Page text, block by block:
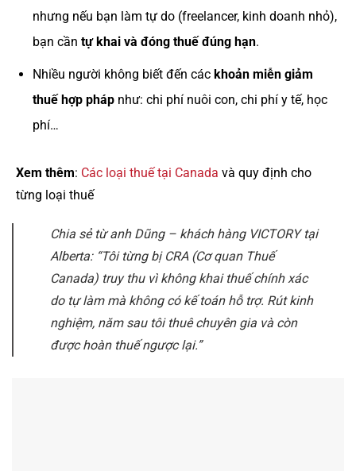
nhưng nếu bạn làm tự do (freelancer, kinh doanh nhỏ),
bạn cần tự khai và đóng thuế đúng hạn.
Nhiều người không biết đến các khoản miễn giảm
thuế hợp phápnhư: chi phí nuôi con, chi phí y tế, học
phí…
Xem thêm: Các loại thuế tại Canada và quy định cho
từng loại thuế
Chia sẻ từ anh Dũng – khách hàng VICTORY tại
Alberta: “Tôi từng bị CRA (Cơ quan Thuế
Canada) truy thu vì không khai thuế chính xác
do tự làm mà không có kế toán hỗ trợ. Rút kinh
nghiệm, năm sau tôi thuê chuyên gia và còn
được hoàn thuế ngược lại.”